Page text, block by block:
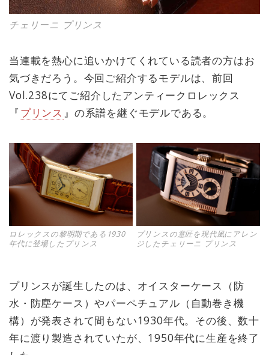
チェリーニ プリンス
当連載を熱心に追いかけてくれている読者の方はお
気づきだろう。今回ご紹介するモデルは、前回
Vol.238にてご紹介したアンティークロレックス
『 プリンス 』の系譜を継ぐモデルである。
プリンスの意匠を現代風にアレン
ジしたチェリーニ プリンス
ロレックスの黎明期である1930
年代に登場したプリンス
プリンスが誕生したのは、オイスターケース（防
水・防塵ケース）やパーペチュアル（自動巻き機
構）が発表されて間もない1930年代。その後、数十
年に渡り製造されていたが、1950年代に生産を終了